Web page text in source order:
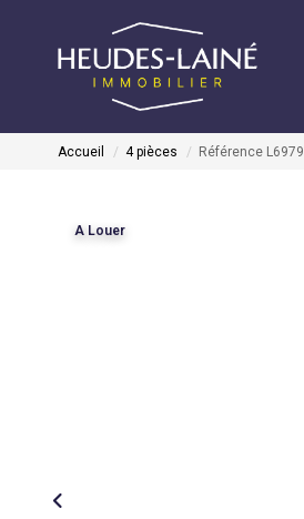
Accueil 4 pièces Référence L6979
A Louer